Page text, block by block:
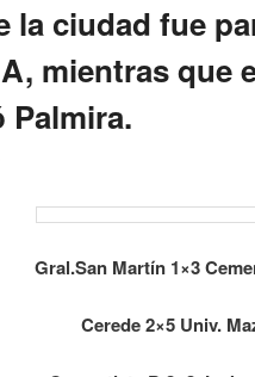
la ciudad fue
mientras que
Palmira.
Gral.San Martín 1×3
Cerede 2×5 Univ.